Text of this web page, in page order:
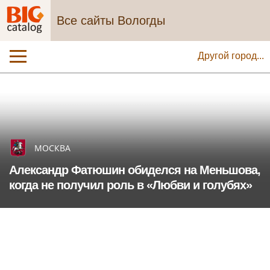
Все сайты Вологды
Другой город...
МОСКВА
Александр Фатюшин обиделся на Меньшова,
когда не получил роль в «Любви и голубях»